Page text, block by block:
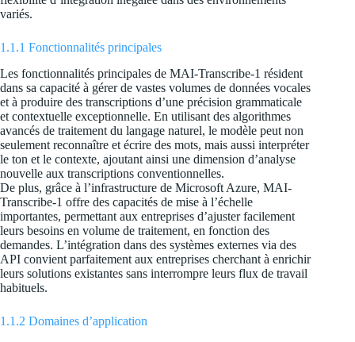
variés.
1.1.1 Fonctionnalités principales
Les fonctionnalités principales de MAI-Transcribe-1 résident
dans sa capacité à gérer de vastes volumes de données vocales
et à produire des transcriptions d’une précision grammaticale
et contextuelle exceptionnelle. En utilisant des algorithmes
avancés de traitement du langage naturel, le modèle peut non
seulement reconnaître et écrire des mots, mais aussi interpréter
le ton et le contexte, ajoutant ainsi une dimension d’analyse
nouvelle aux transcriptions conventionnelles.
De plus, grâce à l’infrastructure de Microsoft Azure, MAI-
Transcribe-1 offre des capacités de mise à l’échelle
importantes, permettant aux entreprises d’ajuster facilement
leurs besoins en volume de traitement, en fonction des
demandes. L’intégration dans des systèmes externes via des
API convient parfaitement aux entreprises cherchant à enrichir
leurs solutions existantes sans interrompre leurs flux de travail
habituels.
1.1.2 Domaines d’application